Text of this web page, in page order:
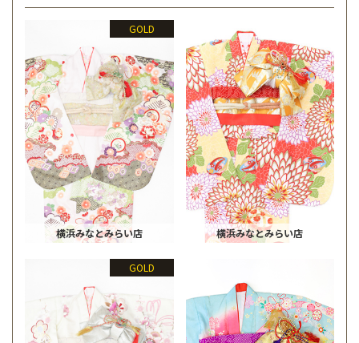
GOLD
横浜みなとみらい店 横浜みなとみらい店
GOLD